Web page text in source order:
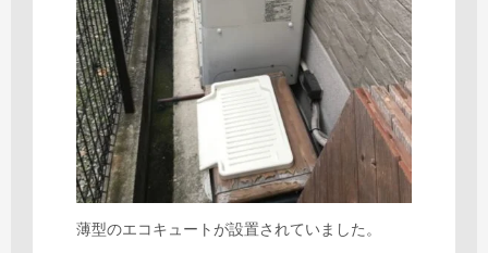
薄型のエコキュートが設置されていました。